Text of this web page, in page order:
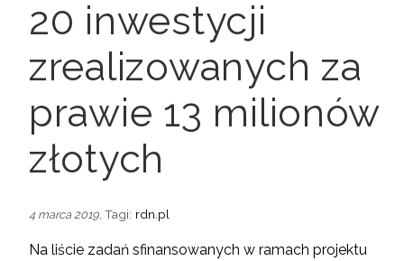
20 inwestycji
zrealizowanych za
prawie 13 milionów
złotych
4 marca 2019 , Tagi: rdn.pl
Na liście zadań sfinansowanych w ramach projektu